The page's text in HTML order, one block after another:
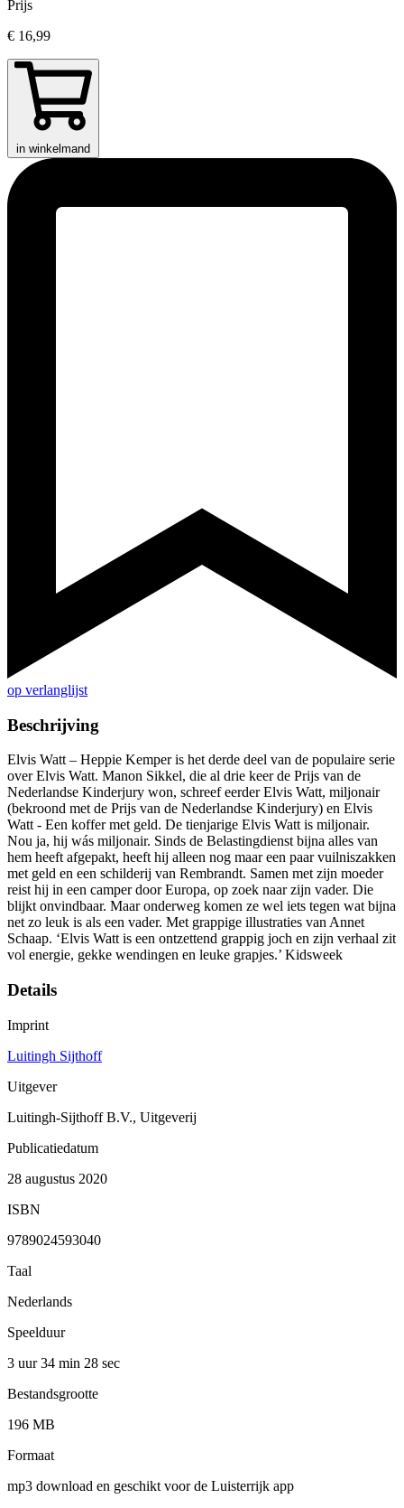
Prijs
€ 16,99
in winkelmand
op verlanglijst
Beschrijving
Elvis Watt – Heppie Kemper is het derde deel van de populaire serie
over Elvis Watt. Manon Sikkel, die al drie keer de Prijs van de
Nederlandse Kinderjury won, schreef eerder Elvis Watt, miljonair
(bekroond met de Prijs van de Nederlandse Kinderjury) en Elvis
Watt - Een koffer met geld. De tienjarige Elvis Watt is miljonair.
Nou ja, hij wás miljonair. Sinds de Belastingdienst bijna alles van
hem heeft afgepakt, heeft hij alleen nog maar een paar vuilniszakken
met geld en een schilderij van Rembrandt. Samen met zijn moeder
reist hij in een camper door Europa, op zoek naar zijn vader. Die
blijkt onvindbaar. Maar onderweg komen ze wel iets tegen wat bijna
net zo leuk is als een vader. Met grappige illustraties van Annet
Schaap. ‘Elvis Watt is een ontzettend grappig joch en zijn verhaal zit
vol energie, gekke wendingen en leuke grapjes.’ Kidsweek
Details
Imprint
Luitingh Sijthoff
Uitgever
Luitingh-Sijthoff B.V., Uitgeverij
Publicatiedatum
28 augustus 2020
ISBN
9789024593040
Taal
Nederlands
Speelduur
3 uur 34 min 28 sec
Bestandsgrootte
196 MB
Formaat
mp3 download en geschikt voor de Luisterrijk app